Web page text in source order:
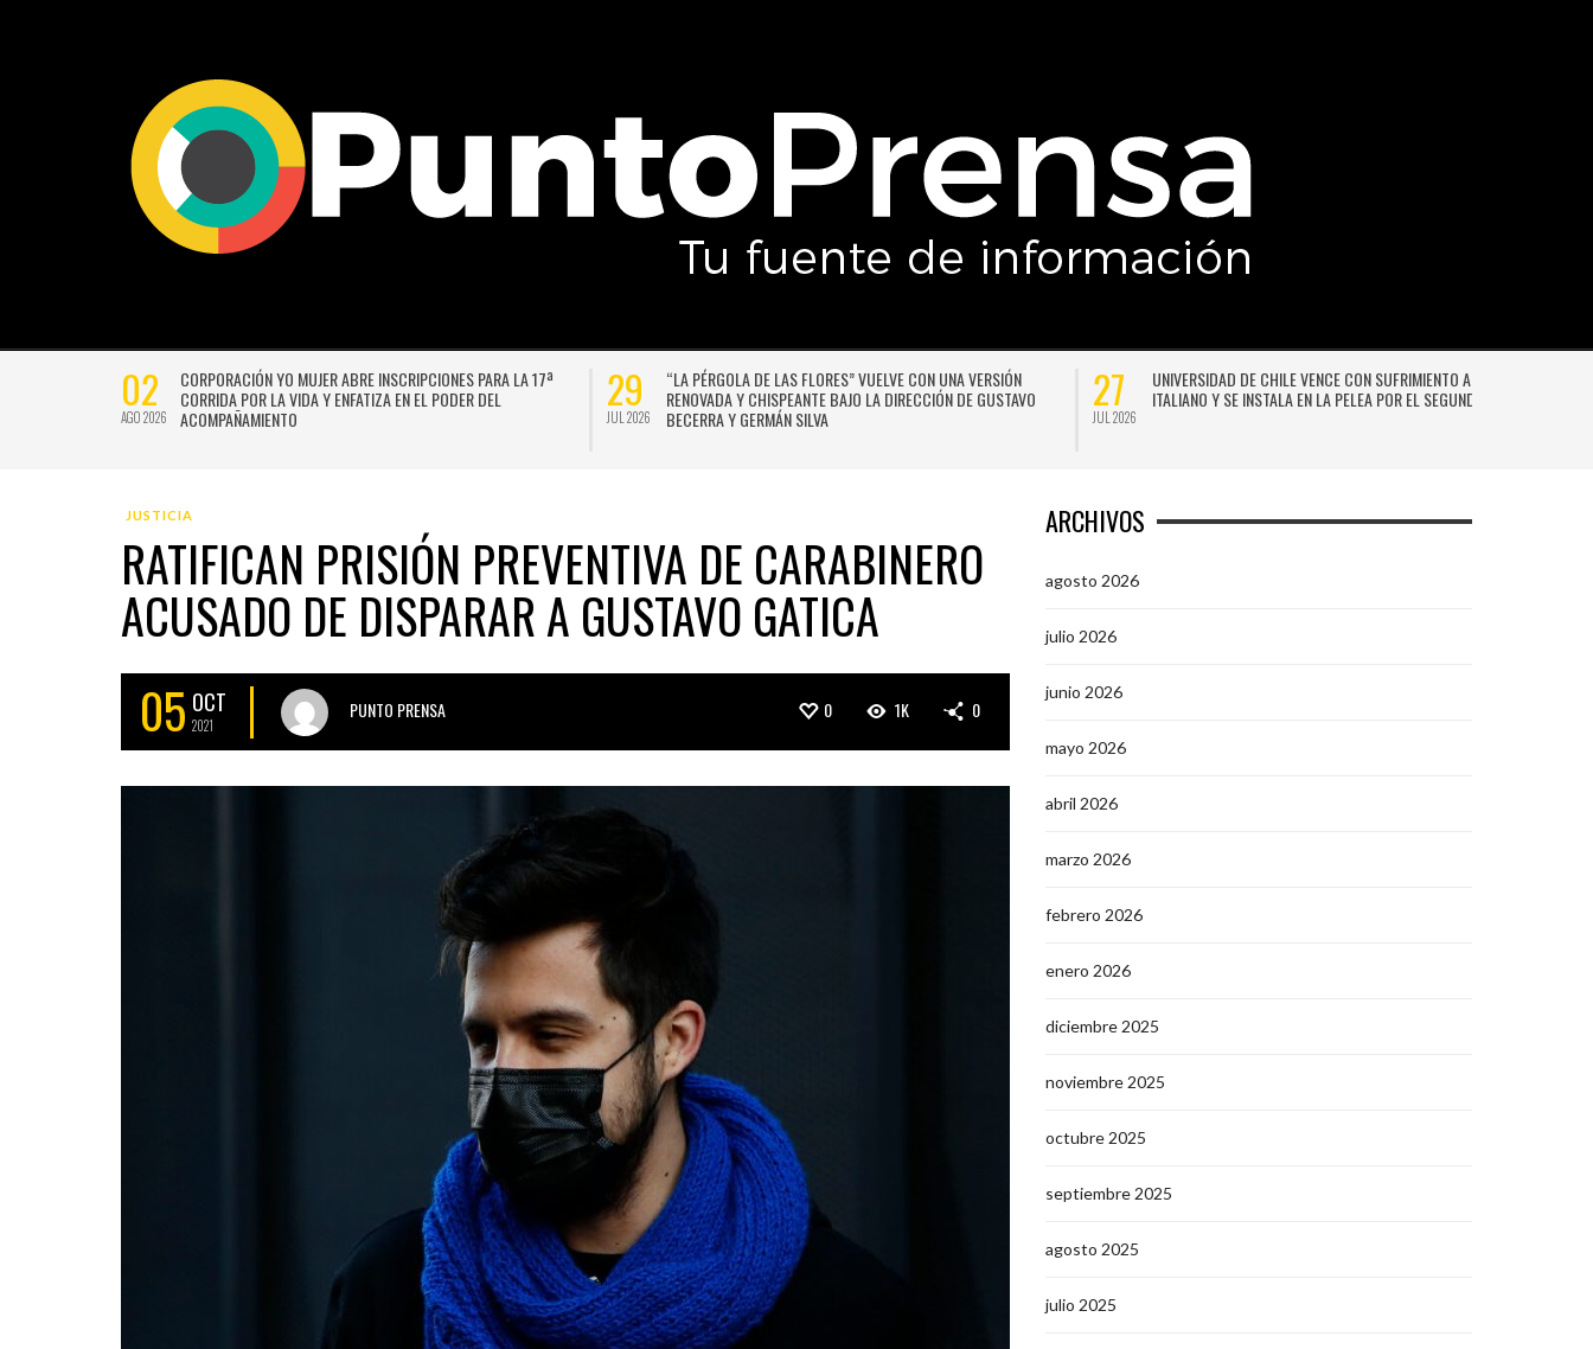
02
AGO 2026
CORPORACIÓN YO MUJER ABRE INSCRIPCIONES PARA LA 17ª
CORRIDA POR LA VIDA Y ENFATIZA EN EL PODER DEL
ACOMPAÑAMIENTO
29
JUL 2026
“LA PÉRGOLA DE LAS FLORES” VUELVE CON UNA VERSIÓN
RENOVADA Y CHISPEANTE BAJO LA DIRECCIÓN DE GUSTAVO
BECERRA Y GERMÁN SILVA
27
JUL 2026
UNIVERSIDAD DE CHILE VENCE CON SUFRIMIENTO A AUDAX
ITALIANO Y SE INSTALA EN LA PELEA POR EL SEGUNDO LUGAR
JUSTICIA
RATIFICAN PRISIÓN PREVENTIVA DE CARABINERO
ACUSADO DE DISPARAR A GUSTAVO GATICA
05 OCT
2021
PUNTO PRENSA 0 1K 0
ARCHIVOS
agosto 2026
julio 2026
junio 2026
mayo 2026
abril 2026
marzo 2026
febrero 2026
enero 2026
diciembre 2025
noviembre 2025
octubre 2025
septiembre 2025
agosto 2025
julio 2025